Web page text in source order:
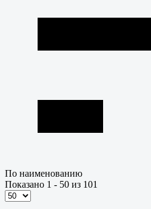
По наименованию
Показано 1 - 50 из 101